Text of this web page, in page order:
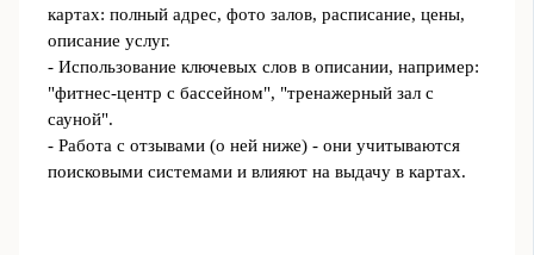
картах: полный адрес, фото залов, расписание, цены,
описание услуг.
- Использование ключевых слов в описании, например:
"фитнес-центр с бассейном", "тренажерный зал с
сауной".
- Работа с отзывами (о ней ниже) - они учитываются
поисковыми системами и влияют на выдачу в картах.